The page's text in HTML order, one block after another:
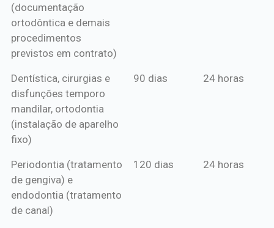
(documentação
ortodôntica e demais
procedimentos
previstos em contrato)
Dentística, cirurgias e
disfunções temporo
mandilar, ortodontia
(instalação de aparelho
fixo)
90 dias 24 horas
Periodontia (tratamento
de gengiva) e
endodontia (tratamento
de canal)
120 dias 24 horas